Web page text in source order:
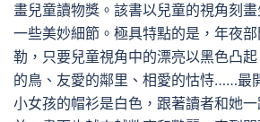
畫兒童讀物獎。該書以兒童的視角刻
一些美妙細節。極具特點的是，年夜
勒，只要兒童視角中的漂亮以黑色凸
的鳥、友愛的鄰里、相愛的怙恃……最
小女孩的帽衫是白色，跟著讀者和她